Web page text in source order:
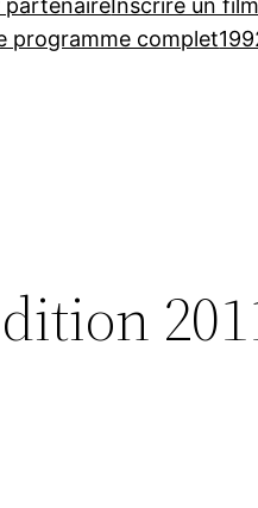
partenaire Inscrire un film
programme complet